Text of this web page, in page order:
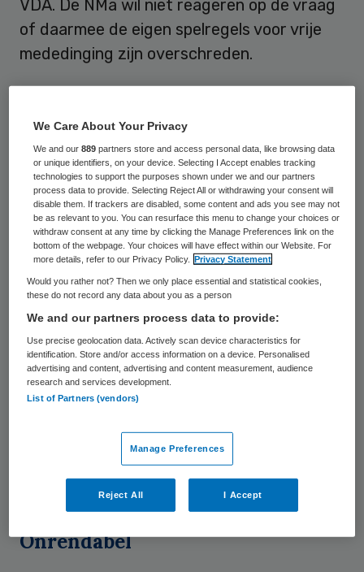
VDA. De NMa wil niet reageren op de vraag
of daarmee de eigen spelregels voor vrije
mededinging zijn overschreden.
Tot de partijen die door de NMa zijn
benaderd met de vraag om delen van VDA
over te nemen behoort in ieder geval
Buurtzorg. De inspanningen van de NMa
betreft de thuiszorg die de afgelopen jaren
door VDA in het Land van Cuijck is geleverd.
De thuiszorg in deze regio kent een
langdurige bemoeienis van de NMa. Om met
collega-aanbieder Pantein te mogen
fuseren moest de Stichting Thuiszorg
Brabant Noord Oost (STBNO) in 2006 van
Het contracteervolume van één miljoen
euro kwam vervolgens in handen van de
Onrendabel
We Care About Your Privacy
We and our889 partners store and access personal data, like browsing data
or unique identifiers, on your device. Selecting I Accept enables tracking
technologies to support the purposes shown under we and our partners
process data to provide. Selecting Reject All or withdrawing your consent will
disable them. If trackers are disabled, some content and ads you see may not
be as relevant to you. You can resurface this menu to change your choices or
withdraw consent at any time by clicking the Manage Preferences link on the
bottom of the webpage. Your choices will have effect within our Website. For
more details, refer to our Privacy Policy.
Privacy Statement
Would you rather not? Then we only place essential and statistical cookies,
these do not record any data about you as a person
We and our partners process data to provide:
Use precise geolocation data. Actively scan device characteristics for
identification. Store and/or access information on a device. Personalised
advertising and content, advertising and content measurement, audience
research and services development.
List of Partners (vendors)
Manage Preferences
Reject All I Accept